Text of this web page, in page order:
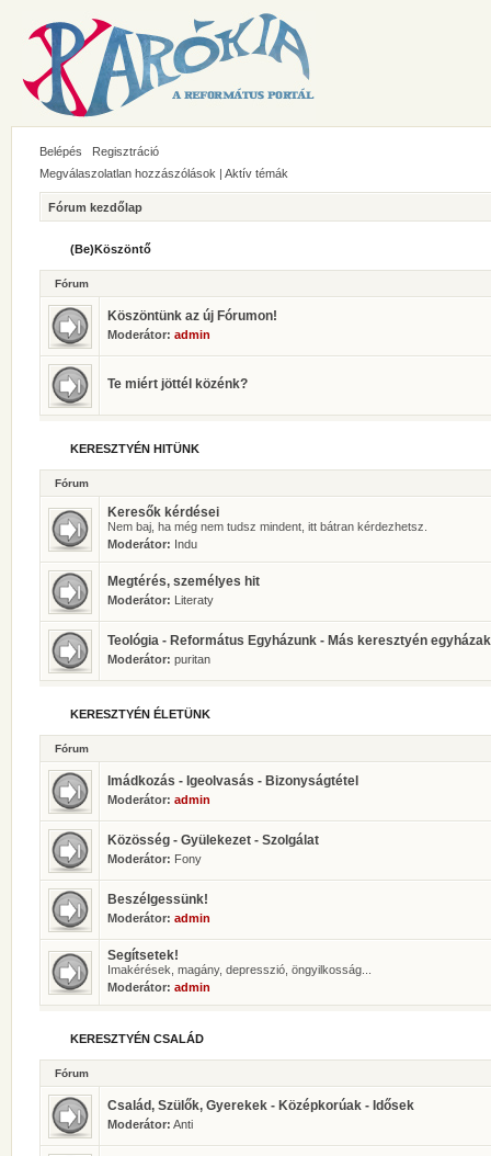
Belépés
Regisztráció
Megválaszolatlan hozzászólások | Aktív témák
Fórum kezdőlap
(Be)Köszöntő
Fórum
Köszöntünk az új Fórumon!
Moderátor: admin
Te miért jöttél közénk?
KERESZTYÉN HITÜNK
Fórum
Keresők kérdései
Nem baj, ha még nem tudsz mindent, itt bátran kérdezhetsz.
Moderátor: Indu
Megtérés, személyes hit
Moderátor: Literaty
Teológia - Református Egyházunk - Más keresztyén egyházak
Moderátor: puritan
KERESZTYÉN ÉLETÜNK
Fórum
Imádkozás - Igeolvasás - Bizonyságtétel
Moderátor: admin
Közösség - Gyülekezet - Szolgálat
Moderátor: Fony
Beszélgessünk!
Moderátor: admin
Segítsetek!
Imakérések, magány, depresszió, öngyilkosság...
Moderátor: admin
KERESZTYÉN CSALÁD
Fórum
Család, Szülők, Gyerekek - Középkorúak - Idősek
Moderátor: Anti